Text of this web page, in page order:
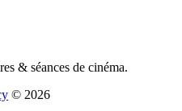
& séances de cinéma.
© 2026